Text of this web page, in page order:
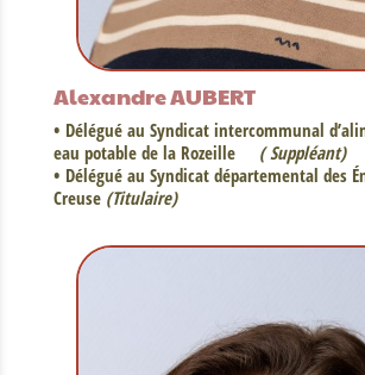
Alexandre AUBERT
• Délégué au Syndicat intercommunal
eau potable de la Rozeille( Suppléant)
• Délégué au Syndicat départemental des
Creuse (Titulaire)